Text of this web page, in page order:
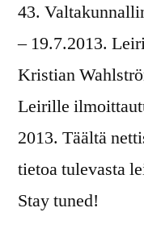
43.
– 19.7.2013.
Kristian
Leirille
2013. Täältä
tietoa tulevasta
Stay tuned!